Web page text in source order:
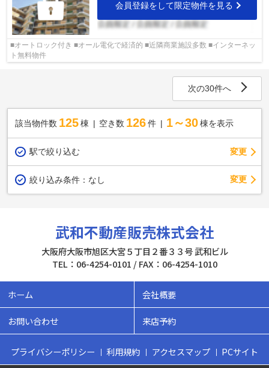
会員登録をして限定物件を見る
■オートロック付き ■オール電化で経済的 ■近隣商業施設多数 ■インターネッ
ト無料物件
次の30件へ
該当物件数 125棟 空き数 126 件 1～30 棟を表示
駅で絞り込む 変更
絞り込み条件： なし 変更
武和不動産販売株式会社
大阪府大阪市旭区大宮５丁目２番３３号 武和ビル
TEL：06-4254-0101 / FAX：06-4254-1010
ホーム 会社概要
お問い合わせ 来店予約
プライバシーポリシー 利用規約 アクセスマップ
PCサイト